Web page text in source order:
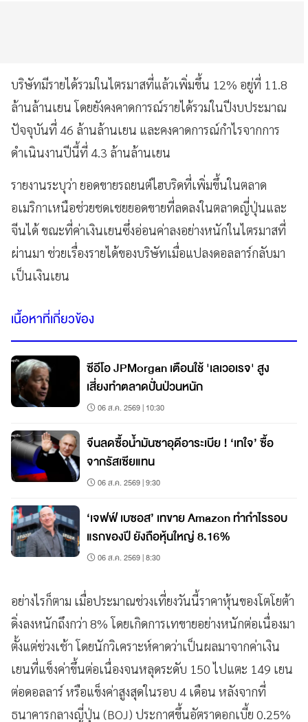
บริษัทมีรายได้รวมในไตรมาสที่แล้วเพิ่มขึ้น 12% อยู่ที่ 11.8
ล้านล้านเยน โดยยังคงคาดการณ์รายได้รวมในปีงบประมาณ
ปัจจุบันที่ 46 ล้านล้านเยน และคงคาดการณ์กำไรจากการ
ดำเนินงานปีนี้ที่ 4.3 ล้านล้านเยน
รายงานระบุว่า ยอดขายรถยนต์ไฮบริดที่เพิ่มขึ้นในตลาด
อเมริกาเหนือช่วยชดเชยยอดขายที่ลดลงในตลาดญี่ปุ่นและ
จีนได้ ขณะที่ค่าเงินเยนซึ่งอ่อนค่าลงอย่างหนักในไตรมาสที่
ผ่านมา ช่วยเรื่องรายได้ของบริษัทเมื่อแปลงดอลลาร์กลับมา
เป็นเงินเยน
เนื้อหาที่เกี่ยวข้อง
ซีอีโอ JPMorgan เตือนใช้ 'เลเวอเรจ' สูง
เสี่ยงทำตลาดปั่นป่วนหนัก
06 ส.ค. 2569 | 10:30
จีนลดซื้อน้ำมันซาอุดีอาระเบีย ! ‘เทใจ’ ซื้อ
จากรัสเซียแทน
06 ส.ค. 2569 | 9:30
‘เจฟฟ์ เบซอส’ เทขาย Amazon ทำกำไรรอบ
แรกของปี ยังถือหุ้นใหญ่ 8.16%
06 ส.ค. 2569 | 8:30
อย่างไรก็ตาม เมื่อประมาณช่วงเที่ยงวันนี้ราคาหุ้นของโตโยต้า
ดิ่งลงหนักถึงกว่า 8% โดยเกิดการเทขายอย่างหนักต่อเนื่องมา
ตั้งแต่ช่วงเช้า โดยนักวิเคราะห์คาดว่าเป็นผลมาจากค่าเงิน
เยนที่แข็งค่าขึ้นต่อเนื่องจนหลุดระดับ 150 ไปแตะ 149 เยน
ต่อดอลลาร์ หรือแข็งค่าสูงสุดในรอบ 4 เดือน หลังจากที่
ธนาคารกลางญี่ปุ่น (BOJ) ประกาศขึ้นอัตราดอกเบี้ย 0.25%